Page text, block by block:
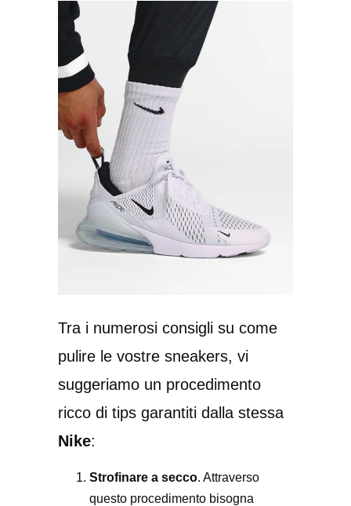
Tra i numerosi consigli su come
pulire le vostre sneakers, vi
suggeriamo un procedimento
ricco di tips garantiti dalla stessa
Nike:
Strofinare a secco. Attraverso
questo procedimento bisogna